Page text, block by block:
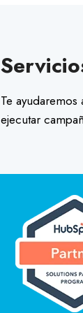
Te
ejecutar